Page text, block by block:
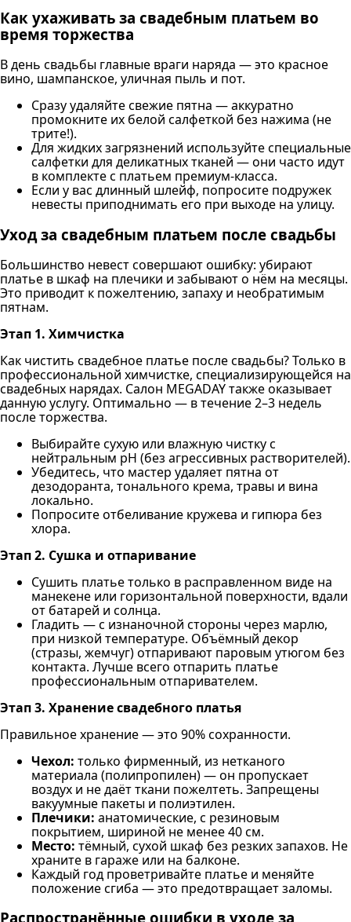
Как ухаживать за свадебным платьем во
время торжества
В день свадьбы главные враги наряда — это красное
вино, шампанское, уличная пыль и пот.
Сразу удаляйте свежие пятна — аккуратно
промокните их белой салфеткой без нажима (не
трите!).
Для жидких загрязнений используйте специальные
салфетки для деликатных тканей — они часто идут
в комплекте с платьем премиум-класса.
Если у вас длинный шлейф, попросите подружек
невесты приподнимать его при выходе на улицу.
Уход за свадебным платьем после свадьбы
Большинство невест совершают ошибку: убирают
платье в шкаф на плечики и забывают о нём на месяцы.
Это приводит к пожелтению, запаху и необратимым
пятнам.
Этап 1. Химчистка
Как чистить свадебное платье после свадьбы? Только в
профессиональной химчистке, специализирующейся на
свадебных нарядах. Салон MEGADAY также оказывает
данную услугу. Оптимально — в течение 2–3 недель
после торжества.
Выбирайте сухую или влажную чистку с
нейтральным pH (без агрессивных растворителей).
Убедитесь, что мастер удаляет пятна от
дезодоранта, тонального крема, травы и вина
локально.
Попросите отбеливание кружева и гипюра без
хлора.
Этап 2. Сушка и отпаривание
Сушить платье только в расправленном виде на
манекене или горизонтальной поверхности, вдали
от батарей и солнца.
Гладить — с изнаночной стороны через марлю,
при низкой температуре. Объёмный декор
(стразы, жемчуг) отпаривают паровым утюгом без
контакта. Лучше всего отпарить платье
профессиональным отпаривателем.
Этап 3. Хранение свадебного платья
Правильное хранение — это 90% сохранности.
Чехол: только фирменный, из нетканого
материала (полипропилен) — он пропускает
воздух и не даёт ткани пожелтеть. Запрещены
вакуумные пакеты и полиэтилен.
Плечики: анатомические, с резиновым
покрытием, шириной не менее 40 см.
Место: тёмный, сухой шкаф без резких запахов. Не
храните в гараже или на балконе.
Каждый год проветривайте платье и меняйте
положение сгиба — это предотвращает заломы.
Распространённые ошибки в уходе за